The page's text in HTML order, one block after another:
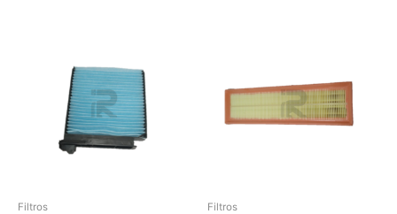
Filtros Filtros